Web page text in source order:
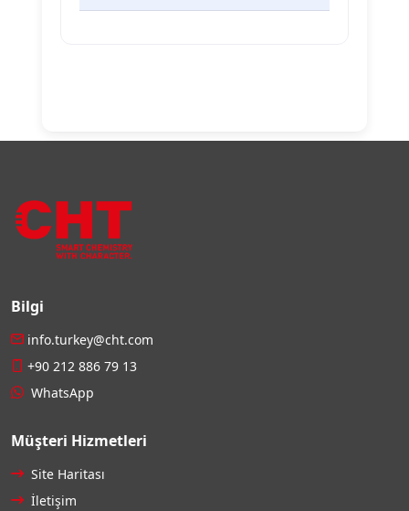
Bilgi
info.turkey@cht.com
+90 212 886 79 13
WhatsApp
Müşteri Hizmetleri
Site Haritası
İletişim